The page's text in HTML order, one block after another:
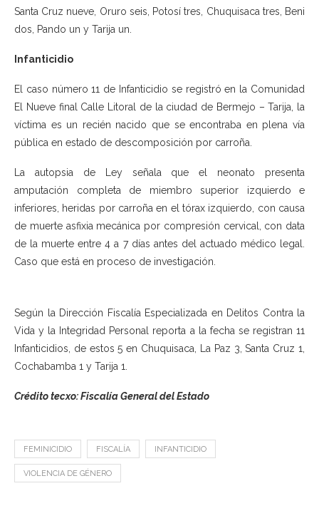
Santa Cruz nueve, Oruro seis, Potosí tres, Chuquisaca tres, Beni
dos, Pando un y Tarija un.
Infanticidio
El caso número 11 de Infanticidio se registró en la Comunidad
El Nueve final Calle Litoral de la ciudad de Bermejo – Tarija, la
víctima es un recién nacido que se encontraba en plena vía
pública en estado de descomposición por carroña.
La autopsia de Ley señala que el neonato presenta
amputación completa de miembro superior izquierdo e
inferiores, heridas por carroña en el tórax izquierdo, con causa
de muerte asfixia mecánica por compresión cervical, con data
de la muerte entre 4 a 7 días antes del actuado médico legal.
Caso que está en proceso de investigación.
Según la Dirección Fiscalía Especializada en Delitos Contra la
Vida y la Integridad Personal reporta a la fecha se registran 11
Infanticidios, de estos 5 en Chuquisaca, La Paz 3, Santa Cruz 1,
Cochabamba 1 y Tarija 1.
Crédito tecxo: Fiscalía General del Estado
FEMINICIDIO FISCALÍA INFANTICIDIO
VIOLENCIA DE GÉNERO